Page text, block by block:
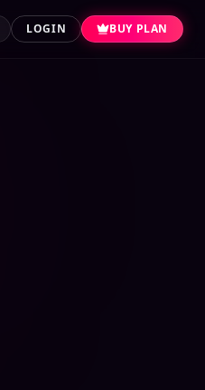
LOGIN BUY PLAN